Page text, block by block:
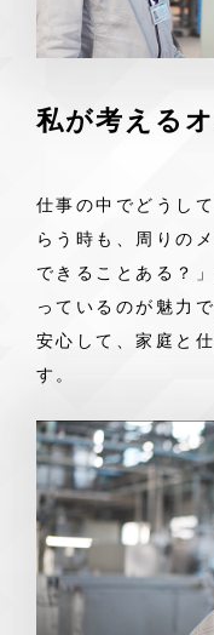
私が考える
仕事の中でどうし
らう時も、周りの
できることある？
っているのが魅力で
安心して、家庭と
す。